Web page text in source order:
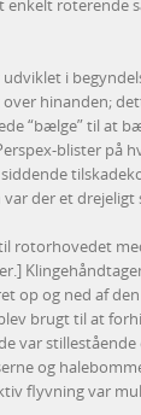
roterende
i
hinanden;
“bælge” til at
blister på
der et
rotorhovedet
op og ned af
brugt til at
var
og
flyvning var